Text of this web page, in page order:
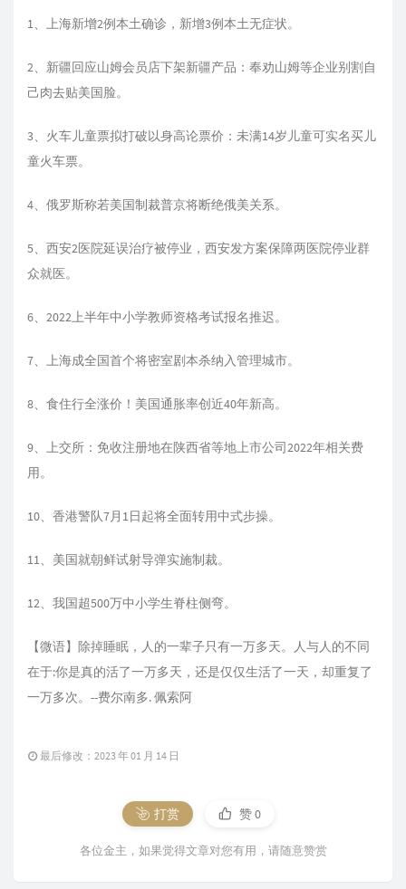
1、上海新增2例本土确诊，新增3例本土无症状。
2、新疆回应山姆会员店下架新疆产品：奉劝山姆等企业别割自
己肉去贴美国脸。
3、火车儿童票拟打破以身高论票价：未满14岁儿童可实名买儿
童火车票。
4、俄罗斯称若美国制裁普京将断绝俄美关系。
5、西安2医院延误治疗被停业，西安发方案保障两医院停业群
众就医。
6、2022上半年中小学教师资格考试报名推迟。
7、上海成全国首个将密室剧本杀纳入管理城市。
8、食住行全涨价！美国通胀率创近40年新高。
9、上交所：免收注册地在陕西省等地上市公司2022年相关费
用。
10、香港警队7月1日起将全面转用中式步操。
11、美国就朝鲜试射导弹实施制裁。
12、我国超500万中小学生脊柱侧弯。
【微语】除掉睡眠，人的一辈子只有一万多天。人与人的不同
在于:你是真的活了一万多天，还是仅仅生活了一天，却重复了
一万多次。--费尔南多. 佩索阿
最后修改：2023 年 01 月 14 日
打赏 赞0
各位金主，如果觉得文章对您有用，请随意赞赏